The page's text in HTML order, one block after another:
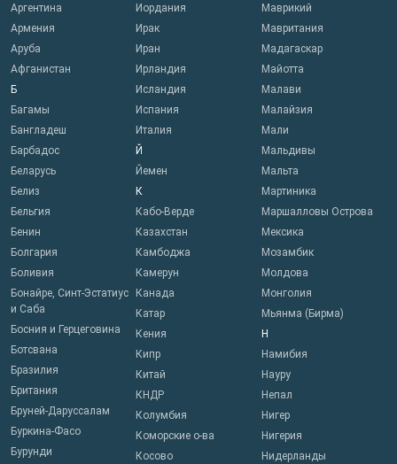
Аргентина
Армения
Аруба
Афганистан
Б
Багамы
Бангладеш
Барбадос
Беларусь
Белиз
Бельгия
Бенин
Болгария
Боливия
Бонайре, Синт-Эстатиус
и Саба
Босния и Герцеговина
Ботсвана
Бразилия
Британия
Бруней-Даруссалам
Буркина-Фасо
Бурунди
Иордания
Ирак
Иран
Ирландия
Исландия
Испания
Италия
Й
Йемен
К
Кабо-Верде
Казахстан
Камбоджа
Камерун
Канада
Катар
Кения
Кипр
Китай
КНДР
Колумбия
Коморские о-ва
Косово
Маврикий
Мавритания
Мадагаскар
Майотта
Малави
Малайзия
Мали
Мальдивы
Мальта
Мартиника
Маршалловы Острова
Мексика
Мозамбик
Молдова
Монголия
Мьянма (Бирма)
Н
Намибия
Науру
Непал
Нигер
Нигерия
Нидерланды